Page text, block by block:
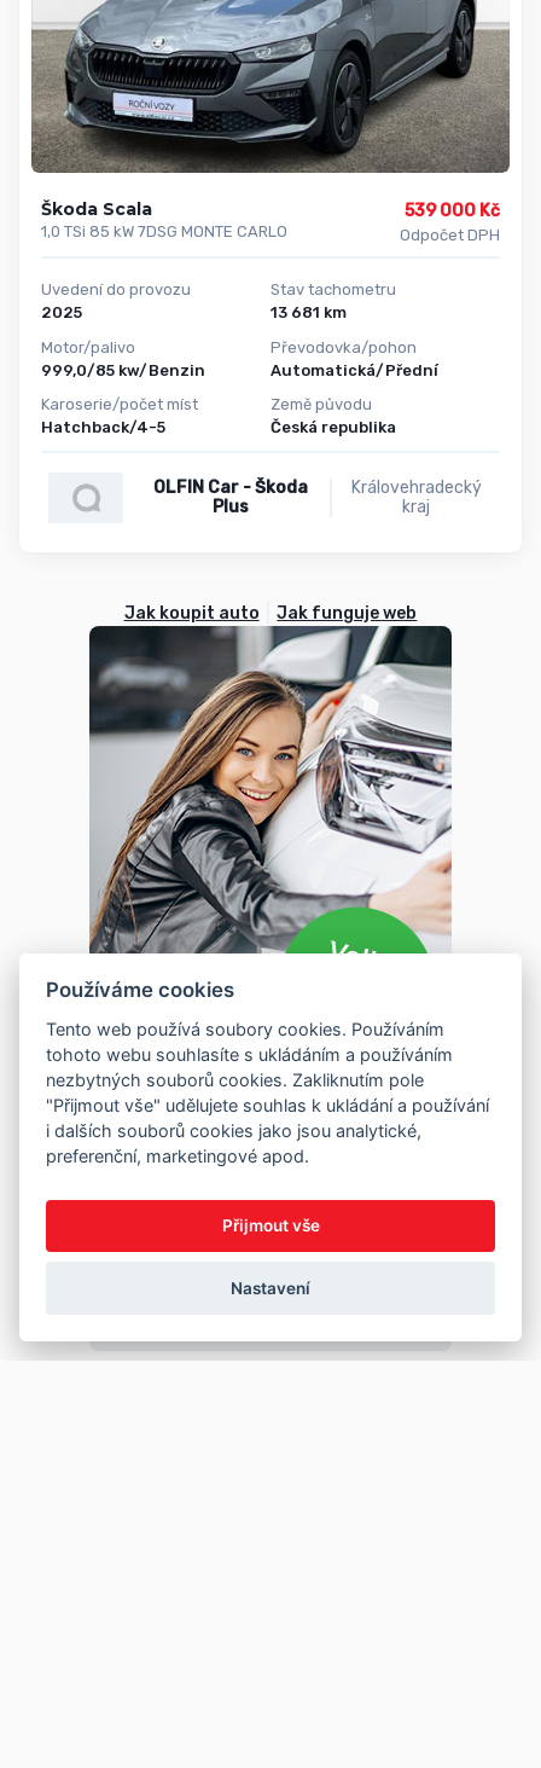
Škoda Scala
1,0 TSi 85 kW 7DSG MONTE CARLO
539 000 Kč
Odpočet DPH
Uvedení do provozu
2025
Motor/palivo
999,0/85 kw/Benzin
Karoserie/počet míst
Hatchback/4-5
Stav tachometru
13 681 km
Převodovka/pohon
Automatická/Přední
Země původu
Česká republika
OLFIN Car - Škoda
Plus
Královehradecký
kraj
Jak koupit auto Jak funguje web
Používáme cookies
Tento web používá soubory cookies. Používáním
tohoto webu souhlasíte s ukládáním a používáním
nezbytných souborů cookies. Zakliknutím pole
"Přijmout vše" udělujete souhlas k ukládání a používání
i dalších souborů cookies jako jsou analytické,
preferenční, marketingové apod.
Přijmout vše
Nastavení